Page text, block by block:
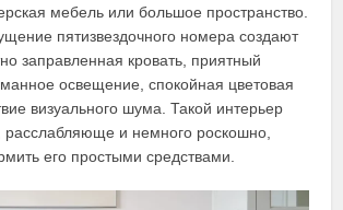
мебель или большое пространство.
пятизвездочного номера создают
заправленная кровать, приятный
освещение, спокойная цветовая
визуального шума. Такой интерьер
расслабляюще и немного роскошно,
его простыми средствами.